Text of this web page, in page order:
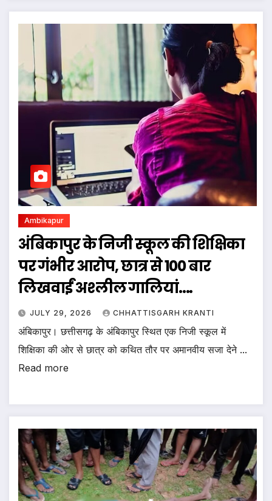
Ambikapur
अंबिकापुर के निजी स्कूल की शिक्षिका
पर गंभीर आरोप, छात्र से 100 बार
लिखवाईं अश्लील गालियां….
JULY 29, 2026 CHHATTISGARH KRANTI
अंबिकापुर। छत्तीसगढ़ के अंबिकापुर स्थित एक निजी स्कूल में
शिक्षिका की ओर से छात्र को कथित तौर पर अमानवीय सजा देने ...
Read more